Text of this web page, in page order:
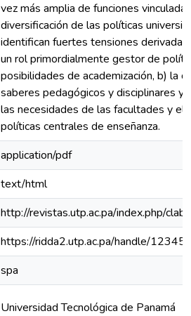
vez más amplia de funciones
diversificación de las políticas
identifican fuertes tensiones
un rol primordialmente gestor de
posibilidades de academización, b) la
saberes pedagógicos y disciplinares y
las necesidades de las facultades y el
políticas centrales de enseñanza.
application/pdf
text/html
http://revistas.utp.ac.pa/index.php/
https://ridda2.utp.ac.pa/handle/
spa
Universidad Tecnológica de Panamá